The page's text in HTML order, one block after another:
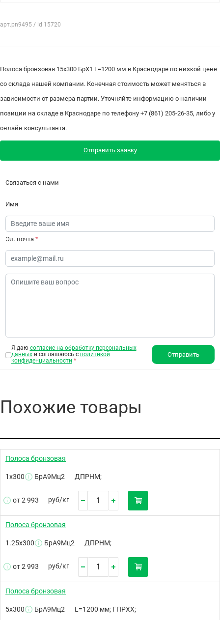
арт.pn9495 / id 15720
Полоса бронзовая 15х300 БрХ1 L=1200 мм в Краснодаре по низкой цене
со склада нашей компании. Конечная стоимость может меняться в
зависимости от размера партии. Уточняйте информацию о наличии
позиции на складе в Краснодаре по телефону +7 (861) 205-26-35, либо у
онлайн консультанта.
Отправить заявку
Связаться с нами
Имя
Эл. почта *
Я даю согласие на обработку персональных
данныхи соглашаюсь с политикой
конфиденциальности *
Отправить
Похожие товары
Полоса бронзовая
1х300 БрА9Мц2 ДПРНМ;
от 2 993 руб/кг
Полоса бронзовая
1.25х300 БрА9Мц2 ДПРНМ;
от 2 993 руб/кг
Полоса бронзовая
5х300 БрА9Мц2 L=1200 мм; ГПРХХ;